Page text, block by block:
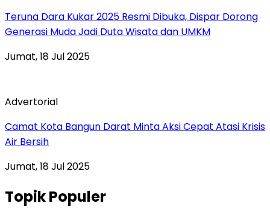
Teruna Dara Kukar 2025 Resmi Dibuka, Dispar Dorong
Generasi Muda Jadi Duta Wisata dan UMKM
Jumat, 18 Jul 2025
Advertorial
Camat Kota Bangun Darat Minta Aksi Cepat Atasi Krisis
Air Bersih
Jumat, 18 Jul 2025
Topik Populer